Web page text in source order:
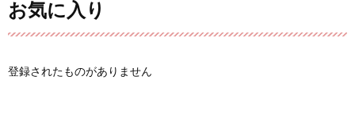
お気に入り
登録されたものがありません